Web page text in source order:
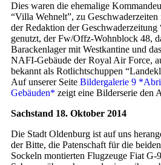
Dies waren die ehemalige
“Villa Wehnelt”, zu Geschwaderzeiten
der Redaktion der
genutzt, der Fw/Offz-Wohnblock 48,
Barackenlager mit Westkantine und
NAFI-Gebäude der Royal Air Force,
bekannt als Rotlichtschuppen
Auf unserer Seite Bildergalerie 9
Gebäuden* zeigt eine Bilderserie den
Sachstand 18. Oktober 2014
Die Stadt Oldenburg ist auf uns
der Bitte, die Patenschaft für die
Sockeln montierten Flugzeuge Fiat G-